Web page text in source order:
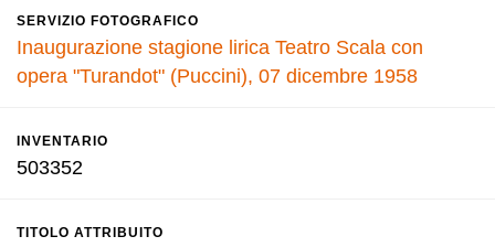
SERVIZIO FOTOGRAFICO
Inaugurazione stagione lirica Teatro Scala con
opera "Turandot" (Puccini), 07 dicembre 1958
INVENTARIO
503352
TITOLO ATTRIBUITO